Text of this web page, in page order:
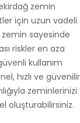
zemin
için uzun vadeli
zemin sayesinde
riskler en aza
kullanım
hızlı ve güvenilir
zeminlerinizi
oluşturabilirsiniz.